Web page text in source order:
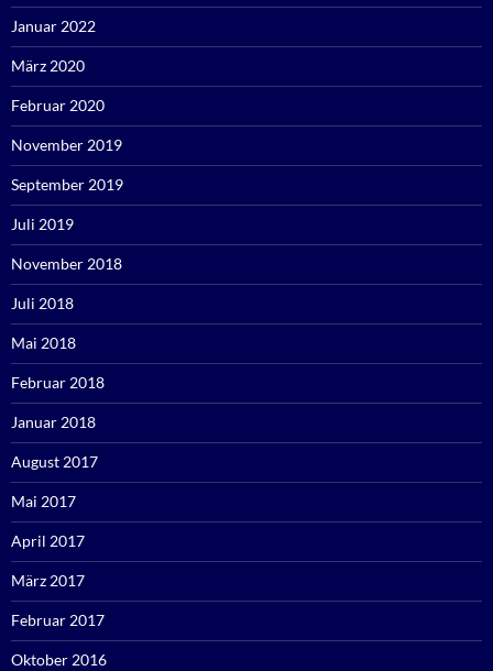
Januar 2022
März 2020
Februar 2020
November 2019
September 2019
Juli 2019
November 2018
Juli 2018
Mai 2018
Februar 2018
Januar 2018
August 2017
Mai 2017
April 2017
März 2017
Februar 2017
Oktober 2016